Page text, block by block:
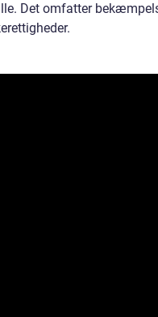
Det omfatter